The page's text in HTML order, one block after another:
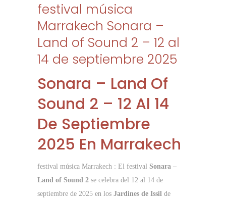
festival música
Marrakech Sonara –
Land of Sound 2 – 12 al
14 de septiembre 2025
Sonara – Land Of
Sound 2 – 12 Al 14
De Septiembre
2025 En Marrakech
festival música Marrakech : El festival Sonara –
Land of Sound 2 se celebra del 12 al 14 de
septiembre de 2025 en los Jardines de Issil de